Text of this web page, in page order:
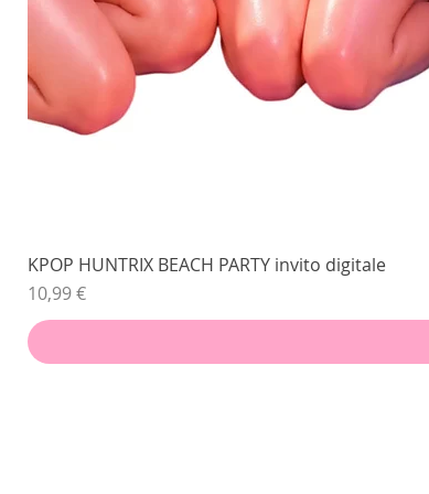
KPOP HUNTRIX BEACH PARTY invito digitale
Prezzo
10,99 €